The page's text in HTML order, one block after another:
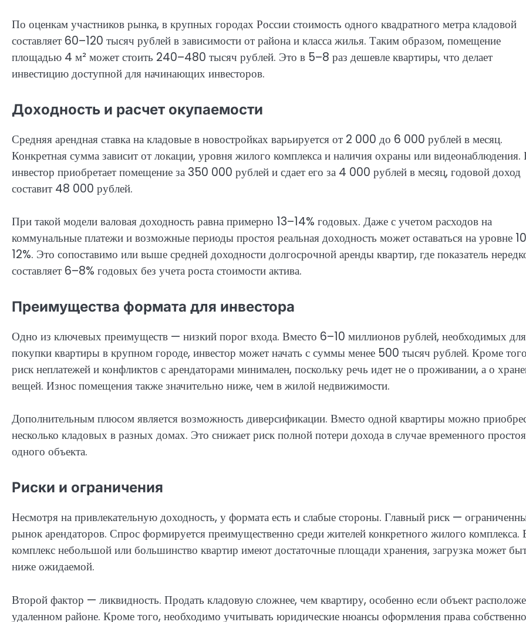
По оценкам участников рынка, в крупных городах России стоимость одного квадратного метра кладовой
составляет 60–120 тысяч рублей в зависимости от района и класса жилья. Таким образом, помещение
площадью 4 м² может стоить 240–480 тысяч рублей. Это в 5–8 раз дешевле квартиры, что делает
инвестицию доступной для начинающих инвесторов.
Доходность и расчет окупаемости
Средняя арендная ставка на кладовые в новостройках варьируется от 2 000 до 6 000 рублей в месяц.
Конкретная сумма зависит от локации, уровня жилого комплекса и наличия охраны или видеонаблюдения.
инвестор приобретает помещение за 350 000 рублей и сдает его за 4 000 рублей в месяц, годовой доход
составит 48 000 рублей.
При такой модели валовая доходность равна примерно 13–14% годовых. Даже с учетом расходов на
коммунальные платежи и возможные периоды простоя реальная доходность может оставаться на уровне
12%. Это сопоставимо или выше средней доходности долгосрочной аренды квартир, где показатель
составляет 6–8% годовых без учета роста стоимости актива.
Преимущества формата для инвестора
Одно из ключевых преимуществ — низкий порог входа. Вместо 6–10 миллионов рублей, необходимых для
покупки квартиры в крупном городе, инвестор может начать с суммы менее 500 тысяч рублей. Кроме
риск неплатежей и конфликтов с арендаторами минимален, поскольку речь идет не о проживании, а о
вещей. Износ помещения также значительно ниже, чем в жилой недвижимости.
Дополнительным плюсом является возможность диверсификации. Вместо одной квартиры можно
несколько кладовых в разных домах. Это снижает риск полной потери дохода в случае временного простоя
одного объекта.
Риски и ограничения
Несмотря на привлекательную доходность, у формата есть и слабые стороны. Главный риск —
рынок арендаторов. Спрос формируется преимущественно среди жителей конкретного жилого комплекса.
комплекс небольшой или большинство квартир имеют достаточные площади хранения, загрузка может
ниже ожидаемой.
Второй фактор — ликвидность. Продать кладовую сложнее, чем квартиру, особенно если объект
удаленном районе. Кроме того, необходимо учитывать юридические нюансы оформления права